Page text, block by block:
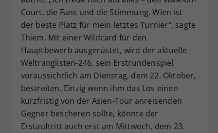
Court, die Fans und die Stimmung. Wien ist
der beste Platz für mein letztes Turnier“, sagte
Thiem. Mit einer Wildcard für den
Hauptbewerb ausgerüstet, wird der aktuelle
Weltranglisten-246. sein Erstrundenspiel
voraussichtlich am Dienstag, dem 22. Oktober,
bestreiten. Einzig wenn ihm das Los einen
kurzfristig von der Asien-Tour anreisenden
Gegner bescheren sollte, könnte der
Erstauftritt auch erst am Mittwoch, dem 23.